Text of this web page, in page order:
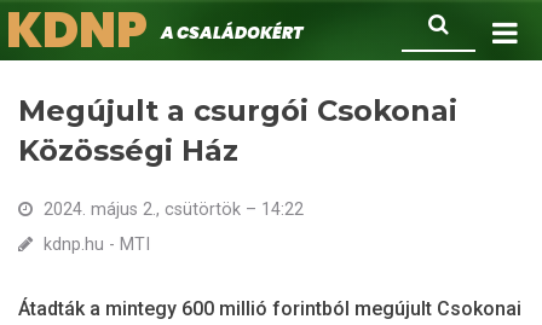
Ugrás
a
Keresés
KDNPA családokért.
Megújult a csurgói Csokonai
Közösségi Ház
2024. május 2., csütörtök – 14:22
kdnp.hu - MTI
Átadták a mintegy 600 millió forintból megújult Csokonai